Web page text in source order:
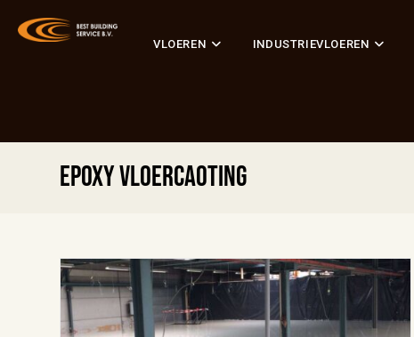
VLOEREN INDUSTRIEVLOEREN
epoxy vloercaoting